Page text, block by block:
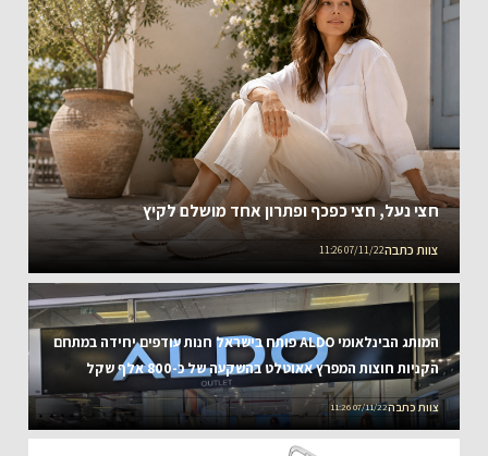
חצי נעל, חצי כפכף ופתרון אחד מושלם לקיץ
צוות כתבה07/11/22 11:26
המותג הבינלאומי ALDO פותח בישראל חנות עודפים יחידה במתחם
הקניות חוצות המפרץ אאוטלט בהשקעה של כ-800 אלף שקל
צוות כתבה07/11/22 11:26